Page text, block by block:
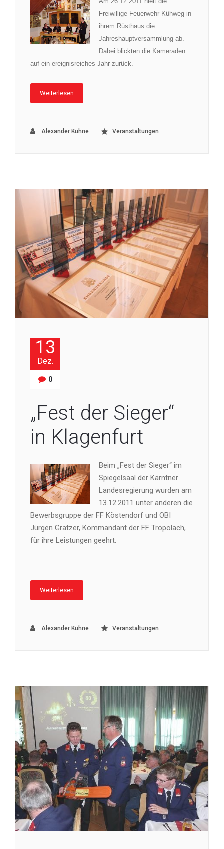
Freiwillige Feuerwehr Kühweg in
ihrem Rüsthaus die
Jahreshauptversammlung ab.
Dabei blickten die Kameraden
auf ein ereignisreiches Jahr zurück.
Weiterlesen
Alexander Kühne Veranstaltungen
13
Dez.
0
„Fest der Sieger“
in Klagenfurt
Beim „Fest der Sieger“ im
Spiegelsaal der Kärntner
Landesregierung wurden am
13.12.2011 unter anderen die
Bewerbsgruppe der FF Köstendorf und OBI
Jürgen Gratzer, Kommandant der FF Tröpolach,
für ihre Leistungen geehrt.
Weiterlesen
Alexander Kühne Veranstaltungen